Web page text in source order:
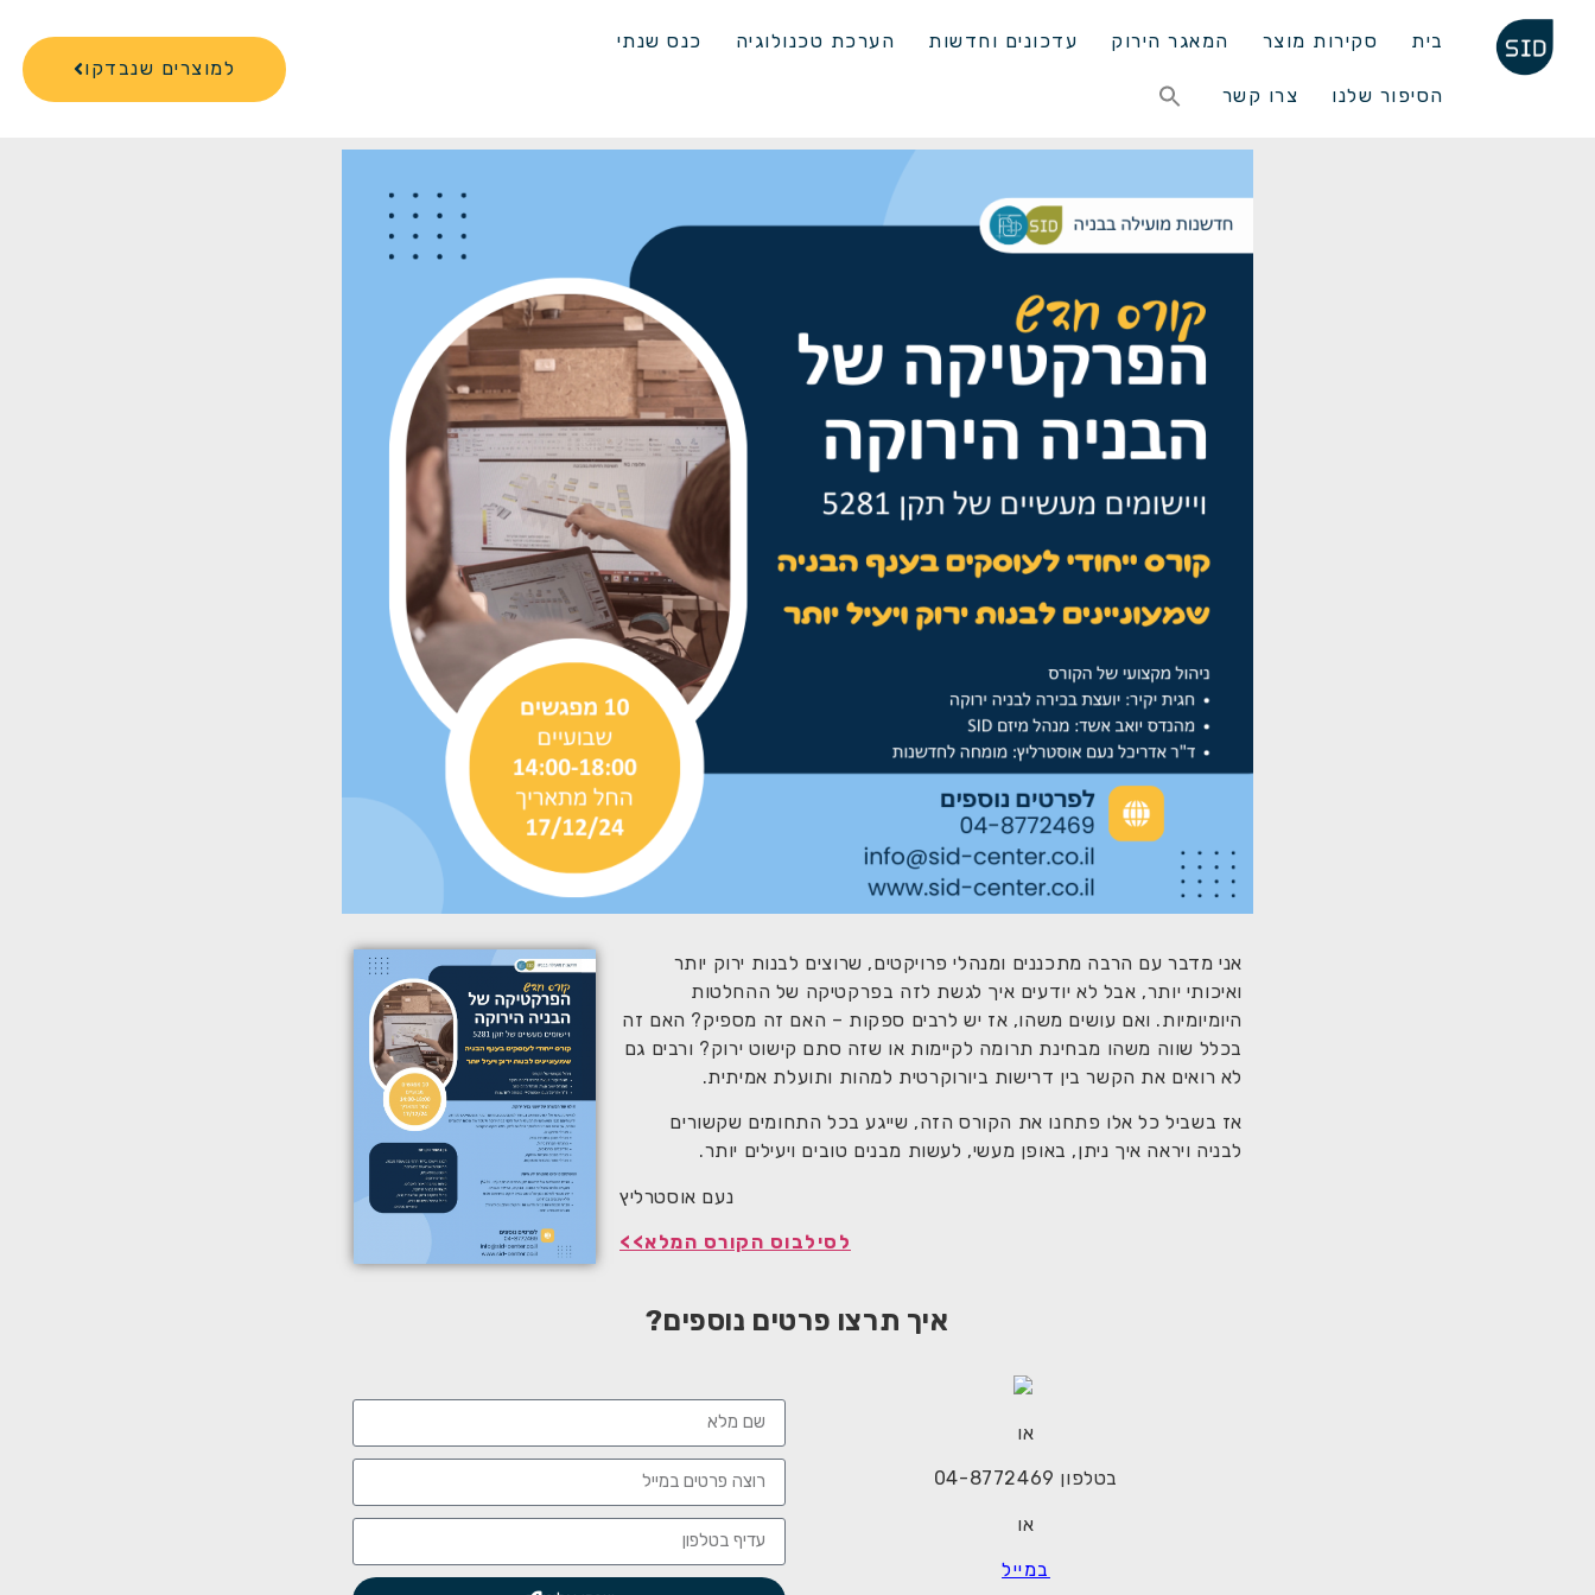
בית סקירות מוצר המאגר הירוק עדכונים וחדשות הערכת טכנולוגיה כנס שנתי
הסיפור שלנו צרו קשר
Search
for:
למוצרים שנבדקו
אני מדבר עם הרבה מתכננים ומנהלי פרויקטים, שרוצים לבנות ירוק יותר
ואיכותי יותר, אבל לא יודעים איך לגשת לזה בפרקטיקה של ההחלטות
היומיומיות. ואם עושים משהו, אז יש לרבים ספקות – האם זה מספיק? האם זה
בכלל שווה משהו מבחינת תרומה לקיימות או שזה סתם קישוט ירוק? ורבים גם
לא רואים את הקשר בין דרישות ביורוקרטית למהות ותועלת אמיתית.
אז בשביל כל אלו פתחנו את הקורס הזה, שייגע בכל התחומים שקשורים
לבניה ויראה איך ניתן, באופן מעשי, לעשות מבנים טובים ויעילים יותר.
נעם אוסטרליץ
לסילבוס הקורס המלא>>
איך תרצו פרטים נוספים?
או
בטלפון 04-8772469
או
במייל